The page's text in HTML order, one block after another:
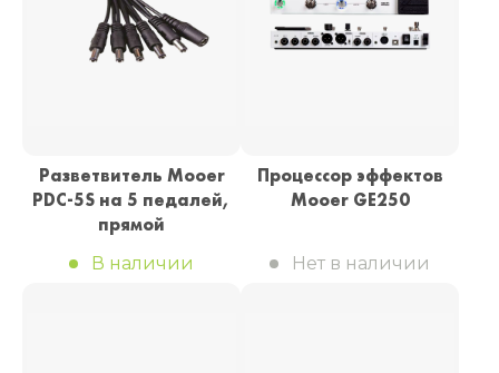
Разветвитель Mooer
PDC-5S на 5 педалей,
прямой
В наличии
Процессор эффектов
Mooer GE250
Нет в наличии